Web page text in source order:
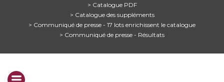
> Catalogue PDF
> Catalogue des suppléments
> Communiqué de presse - 17 lots enrichissent le catalogue
> Communiqué de presse - Résultats